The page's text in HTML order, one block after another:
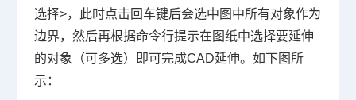
选择>，此时点击回车键后会选中图中所有对象作为
边界，然后再根据命令行提示在图纸中选择要延伸
的对象（可多选）即可完成CAD延伸。如下图所
示：